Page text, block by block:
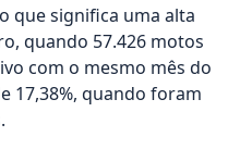
que significa uma alta
quando 57.426 motos
com o mesmo mês do
17,38%, quando foram